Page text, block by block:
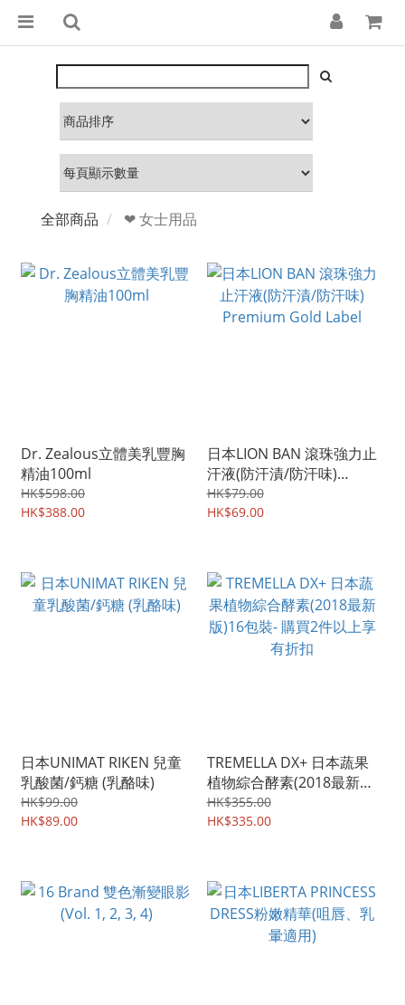
全部商品 ❤ 女士用品
Dr. Zealous立體美乳豐胸
精油100ml
HK$598.00
HK$388.00
日本LION BAN 滾珠強力止
汗液(防汗漬/防汗味)
Premium Gold Label
HK$79.00
HK$69.00
日本UNIMAT RIKEN 兒童
乳酸菌/鈣糖 (乳酪味)
HK$99.00
HK$89.00
TREMELLA DX+ 日本蔬果
植物綜合酵素(2018最新
版)16包裝- 購買2件以上享
有折扣
HK$355.00
HK$335.00